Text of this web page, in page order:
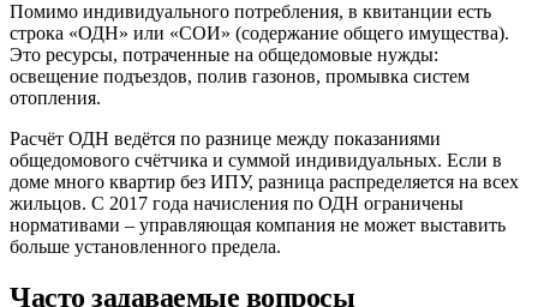
Помимо индивидуального потребления, в квитанции есть
строка «ОДН» или «СОИ» (содержание общего имущества).
Это ресурсы, потраченные на общедомовые нужды:
освещение подъездов, полив газонов, промывка систем
отопления.
Расчёт ОДН ведётся по разнице между показаниями
общедомового счётчика и суммой индивидуальных. Если в
доме много квартир без ИПУ, разница распределяется на всех
жильцов. С 2017 года начисления по ОДН ограничены
нормативами – управляющая компания не может выставить
больше установленного предела.
Часто задаваемые вопросы